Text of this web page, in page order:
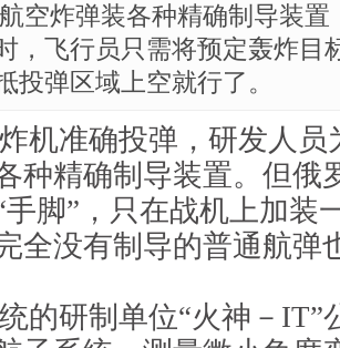
空炸弹装各种精确制导装置
，飞行员只需将预定轰炸目
投弹区域上空就行了。
机准确投弹，研发人
种精确制导装置。但俄
脚”，只在战机上加装
全没有制导的普通航弹
的研制单位“火神－IT”